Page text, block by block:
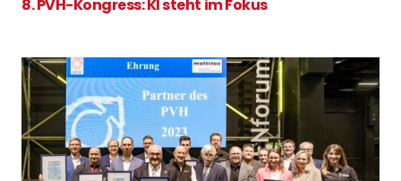
8. PVH-Kongress: KI steht im Fokus